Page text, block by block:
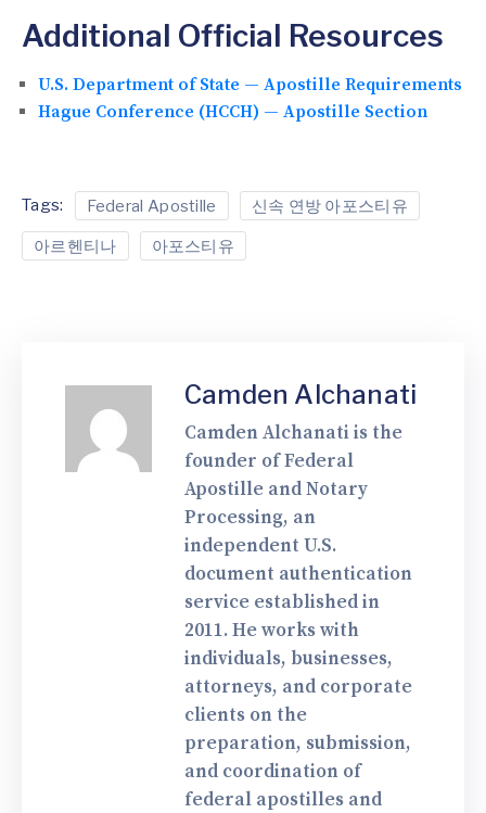
Additional Official Resources
U.S. Department of State — Apostille Requirements
Hague Conference (HCCH) — Apostille Section
Tags: Federal Apostille 신속 연방 아포스티유
아르헨티나 아포스티유
Camden Alchanati
Camden Alchanati is the
founder of Federal
Apostille and Notary
Processing, an
independent U.S.
document authentication
service established in
2011. He works with
individuals, businesses,
attorneys, and corporate
clients on the
preparation, submission,
and coordination of
federal apostilles and